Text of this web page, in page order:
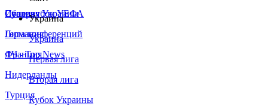
Сборная Украины
Италия
Германия
Франция
Нидерланды
Турция
Суперкубок УЕФА
Лига конференций
ЛЧ - Top News
Украина
Украина
Первая лига
Вторая лига
Кубок Украины